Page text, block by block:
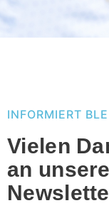
INFORMIERT
Vielen
an